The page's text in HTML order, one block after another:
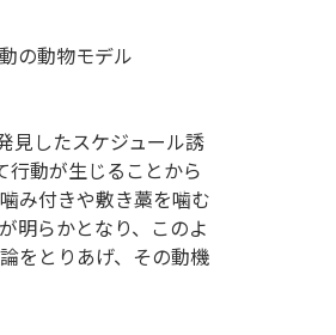
の動物モデル
見したスケジュール誘
行動が生じることから
み付きや敷き藁を噛む
明らかとなり、このよ
をとりあげ、その動機